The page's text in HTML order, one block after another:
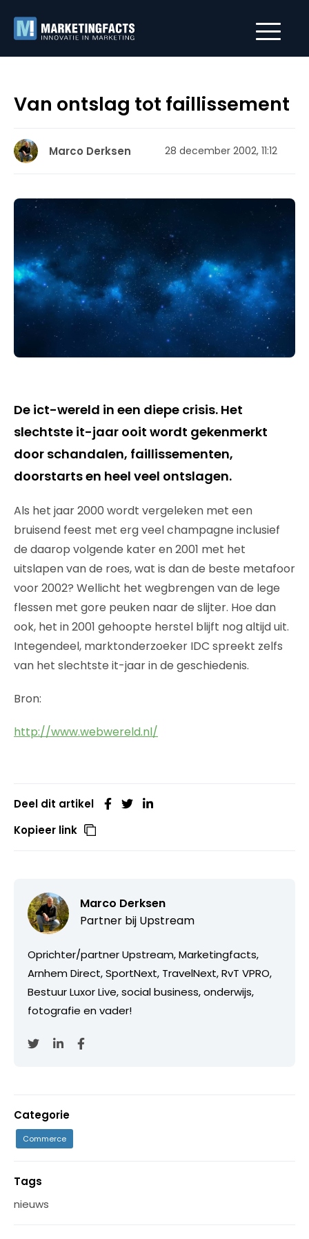
Van ontslag tot faillissement
Marco Derksen 28 december 2002, 11:12
De ict-wereld in een diepe crisis. Het
slechtste it-jaar ooit wordt gekenmerkt
door schandalen, faillissementen,
doorstarts en heel veel ontslagen.
Als het jaar 2000 wordt vergeleken met een
bruisend feest met erg veel champagne inclusief
de daarop volgende kater en 2001 met het
uitslapen van de roes, wat is dan de beste metafoor
voor 2002? Wellicht het wegbrengen van de lege
flessen met gore peuken naar de slijter. Hoe dan
ook, het in 2001 gehoopte herstel blijft nog altijd uit.
Integendeel, marktonderzoeker IDC spreekt zelfs
van het slechtste it-jaar in de geschiedenis.
Bron:
http://www.webwereld.nl/
Deel dit artikel
Kopieer link
Marco Derksen
Partner bij Upstream
Oprichter/partner Upstream, Marketingfacts,
Arnhem Direct, SportNext, TravelNext, RvT VPRO,
Bestuur Luxor Live, social business, onderwijs,
fotografie en vader!
Categorie
Commerce
Tags
nieuws